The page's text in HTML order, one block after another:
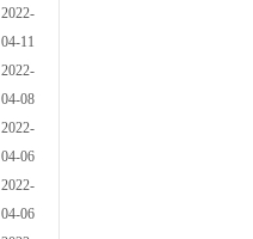
2022-
04-11
2022-
04-08
2022-
04-06
2022-
04-06